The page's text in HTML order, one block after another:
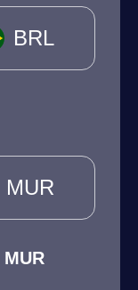
BRL
MUR
MUR